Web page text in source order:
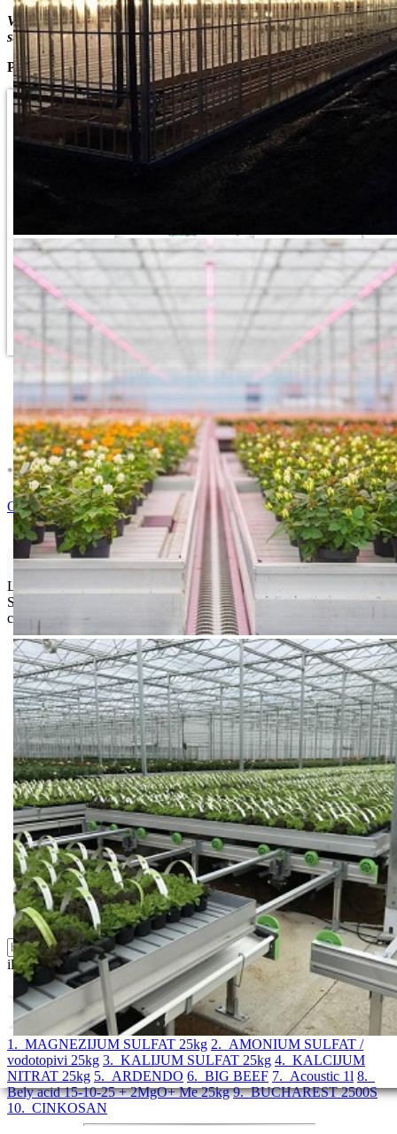
Više detalja o primeni pogledajte u katalogu Van Iperen ( pogledaj
str. 63).
Pakovanje 10 kg
* U cenu je uracunat PDV * Dodaj u Korpu
Ocenite i napišite preporuku
Isporuka Info
Limit za porudžbinu je500.00 dinara za isporuku na teritoriji
Srbije. Za inostranstvo, molimo da nas kontaktirate za informacije o
ceni i mogućnostima isporuke.
Bio priča
Biostimulacija
Dezinfekcija
Feromoni i klopke
Folije i agrotekstili
Oprema i instrumenti
Semena povrća
Sredstva za ishranu biljaka
Sredstva za zaštitu biljaka
Supstrati
Zaštita ... u 10 litara
ili probajte naprednu:pretragu
1. MAGNEZIJUM SULFAT 25kg 2. AMONIUM SULFAT /
vodotopivi 25kg 3. KALIJUM SULFAT 25kg 4. KALCIJUM
NITRAT 25kg 5. ARDENDO 6. BIG BEEF 7. Acoustic 1l 8.
Bely acid 15-10-25 + 2MgO+ Me 25kg 9. BUCHAREST 2500S
10. CINKOSAN